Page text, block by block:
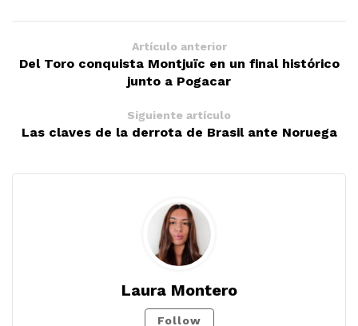
Artículo anterior
Del Toro conquista Montjuïc en un final histórico
junto a Pogacar
Siguiente artículo
Las claves de la derrota de Brasil ante Noruega
Laura Montero
Follow